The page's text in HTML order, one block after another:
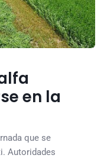
en la
que se
Autoridades